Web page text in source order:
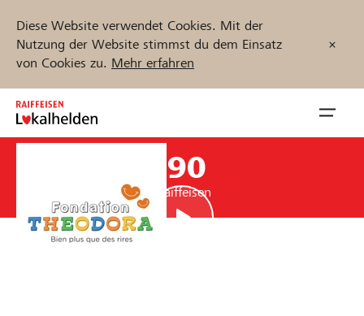
Diese Website verwendet Cookies. Mit der
Nutzung der Website stimmst du dem Einsatz
von Cookies zu. Mehr erfahren
Zum
Inhalt
springen
öffnen
Jetzt starten
CHF 13’190
Unterstützung durch Raiffeisen